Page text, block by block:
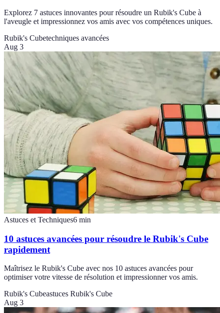
Explorez 7 astuces innovantes pour résoudre un Rubik's Cube à
l'aveugle et impressionnez vos amis avec vos compétences uniques.
Rubik's Cubetechniques avancées
Aug 3
Astuces et Techniques6 min
10 astuces avancées pour résoudre le Rubik's Cube
rapidement
Maîtrisez le Rubik's Cube avec nos 10 astuces avancées pour
optimiser votre vitesse de résolution et impressionner vos amis.
Rubik's Cubeastuces Rubik's Cube
Aug 3